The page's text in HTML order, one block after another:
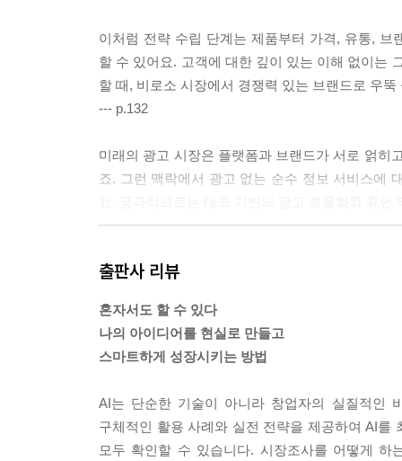
이처럼 전략 수립 단계는 제품부터 가격, 유통, 브
할 수 있어요. 고객에 대한 깊이 있는 이해 없이는
할 때, 비로소 시장에서 경쟁력 있는 브랜드로 우뚝
--- p.132
미래의 광고 시장은 플랫폼과 브랜드가 서로 얽히
죠. 그런 맥락에서 광고 없는 순수 정보 서비스에
출판사 리뷰
혼자서도 할 수 있다
나의 아이디어를 현실로 만들고
스마트하게 성장시키는 방법
AI는 단순한 기술이 아니라 창업자의 실질적인
구체적인 활용 사례와 실전 전략을 제공하여 AI를
모두 확인할 수 있습니다. 시장조사를 어떻게